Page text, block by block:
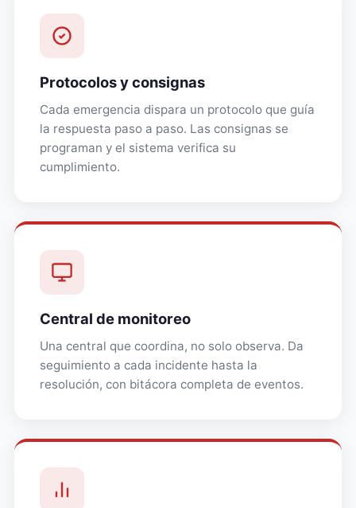
Protocolos y consignas
Cada emergencia dispara un protocolo que guía
la respuesta paso a paso. Las consignas se
programan y el sistema verifica su
cumplimiento.
Central de monitoreo
Una central que coordina, no solo observa. Da
seguimiento a cada incidente hasta la
resolución, con bitácora completa de eventos.